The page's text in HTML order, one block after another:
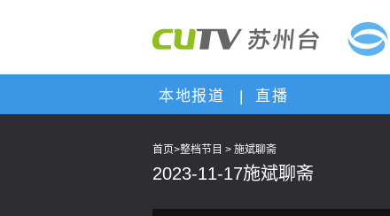
本地报道 | 直播
首页>整档节目 > 施斌聊斋
2023-11-17施斌聊斋